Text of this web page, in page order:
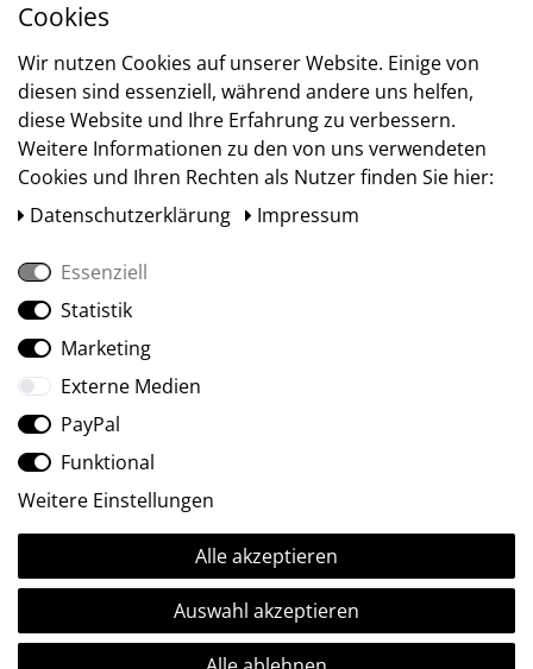
Versand
Social Media
Ⓒ2009-2026 ARTland GmbH • Alle Rechte vorbehalten.
Cookies
Wir nutzen Cookies auf unserer Website. Einige von
diesen sind essenziell, während andere uns helfen,
diese Website und Ihre Erfahrung zu verbessern.
Weitere Informationen zu den von uns verwendeten
Cookies und Ihren Rechten als Nutzer finden Sie hier:
Daten­schutz­erklärung
Impressum
Essenziell
Statistik
Marketing
Externe Medien
PayPal
Funktional
Weitere Einstellungen
Alle akzeptieren
Auswahl akzeptieren